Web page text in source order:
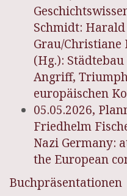
Schmidt:
Grau/Christiane
(Hg.):
Angriff,
europäischen
05.05.2026,
Friedhelm
Nazi Germany:
the European
Buchpräsentationen